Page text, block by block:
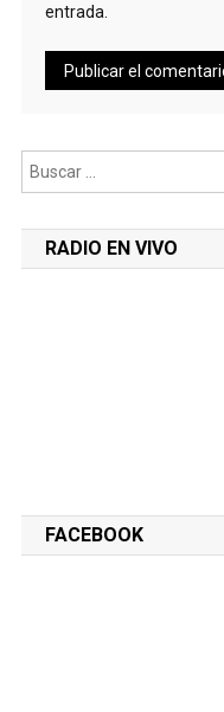
entrada.
RADIO EN VIVO
FACEBOOK